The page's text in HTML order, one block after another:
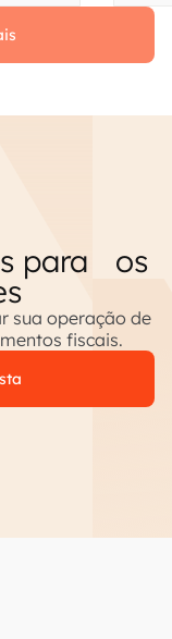
para os
sua operação de
fiscais.